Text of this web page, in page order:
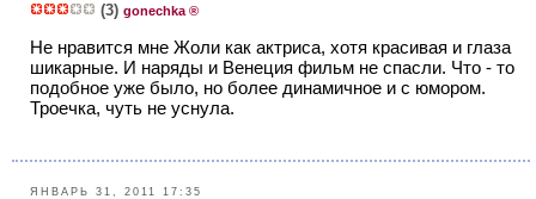
(3) gonechka ®
Не нравится мне Жоли как актриса, хотя красивая и глаза
шикарные. И наряды и Венеция фильм не спасли. Что - то
подобное уже было, но более динамичное и с юмором.
Троечка, чуть не уснула.
ЯНВАРЬ 31, 2011 17:35